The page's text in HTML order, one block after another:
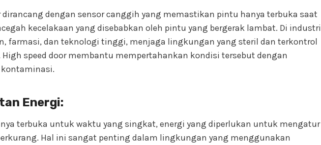
dirancang dengan sensor canggih yang memastikan pintu hanya terbuka saat
kecelakaan yang disebabkan oleh pintu yang bergerak lambat. Di industri
farmasi, dan teknologi tinggi, menjaga lingkungan yang steril dan terkontrol
speed door membantu mempertahankan kondisi tersebut dengan
Energi:
terbuka untuk waktu yang singkat, energi yang diperlukan untuk mengatur
Hal ini sangat penting dalam lingkungan yang menggunakan